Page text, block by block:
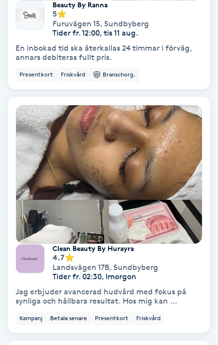
Headspa
Hollywood Peel
Hot Stone Massage
Hot yoga
Hudföryngring
Huduppstramning
Hudvård
Hyaluronsyra
Hyperhidros
Beauty By Ranna
5
Furuvägen 15, Sundbyberg
Tider fr. 12:00, tis 11 aug.
En inbokad tid ska återkallas 24 timmar i förväg,
annars debiteras fullt pris.
Presentkort Friskvård Branschorg.
Clean Beauty By Hurayra
4.7
Landsvägen 17B, Sundbyberg
Tider fr. 02:30, Imorgon
Jag erbjuder avancerad hudvård med fokus på
synliga och hållbara resultat. Hos mig kan ...
Kampanj Betala senare Presentkort Friskvård